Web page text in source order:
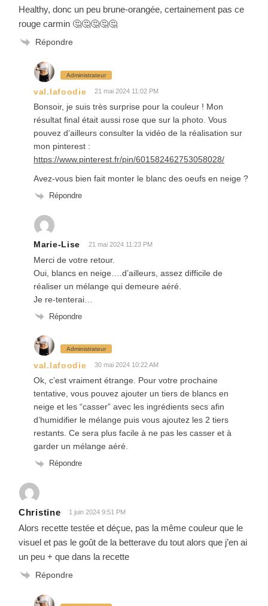
Healthy, donc un peu brune-orangée, certainement pas ce
rouge carmin 🤔🤔🤔🤔🤔
Répondre
Administrateur
val.lafoodie 21 mai 2024 11:02 PM
Bonsoir, je suis très surprise pour la couleur ! Mon
résultat final était aussi rose que sur la photo. Vous
pouvez d’ailleurs consulter la vidéo de la réalisation sur
mon pinterest :
https://www.pinterest.fr/pin/601582462753058028/
Avez-vous bien fait monter le blanc des oeufs en neige ?
Répondre
Marie-Lise 21 mai 2024 11:23 PM
Merci de votre retour.
Oui, blancs en neige….d’ailleurs, assez difficile de
réaliser un mélange qui demeure aéré.
Je re-tenterai…
Répondre
Administrateur
val.lafoodie 30 mai 2024 10:22 AM
Ok, c’est vraiment étrange. Pour votre prochaine
tentative, vous pouvez ajouter un tiers de blancs en
neige et les “casser” avec les ingrédients secs afin
d’humidifier le mélange puis vous ajoutez les 2 tiers
restants. Ce sera plus facile à ne pas les casser et à
garder un mélange aéré.
Répondre
Christine 1 juin 2024 9:51 PM
Alors recette testée et déçue, pas la même couleur que le
visuel et pas le goût de la betterave du tout alors que j’en ai
un peu + que dans la recette
Répondre